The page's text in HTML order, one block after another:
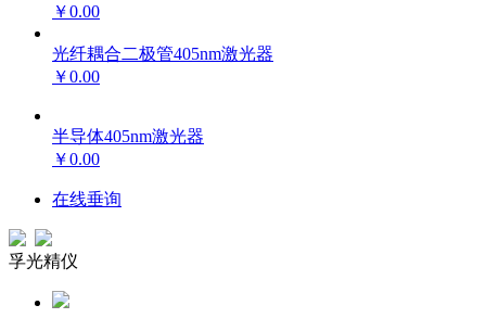
￥0.00
光纤耦合二极管405nm激光器
￥0.00
半导体405nm激光器
￥0.00
在线垂询
孚光精仪